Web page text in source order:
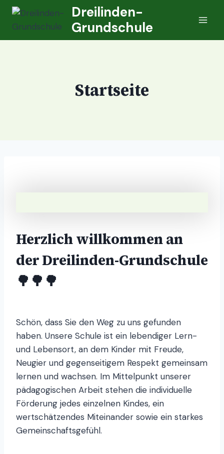
Zum
Inhalt
springen
Dreilinden-
Grundschule
Startseite
Herzlich willkommen an
der Dreilinden-Grundschule
🌳🌳🌳
Schön, dass Sie den Weg zu uns gefunden
haben. Unsere Schule ist ein lebendiger Lern-
und Lebensort, an dem Kinder mit Freude,
Neugier und gegenseitigem Respekt gemeinsam
lernen und wachsen. Im Mittelpunkt unserer
pädagogischen Arbeit stehen die individuelle
Förderung jedes einzelnen Kindes, ein
wertschätzendes Miteinander sowie ein starkes
Gemeinschaftsgefühl.